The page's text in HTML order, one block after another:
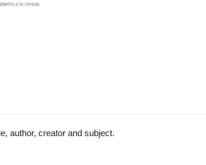
author, creator and subject.